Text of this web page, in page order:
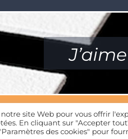
notre site Web pour vous offrir
En cliquant sur "Accepter
des cookies" pour